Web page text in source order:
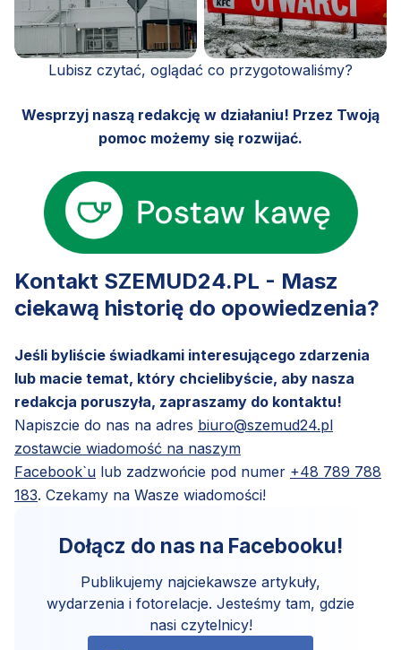
Lubisz czytać, oglądać co przygotowaliśmy?
Wesprzyj naszą redakcję w działaniu! Przez Twoją
pomoc możemy się rozwijać.
Kontakt SZEMUD24.PL - Masz
ciekawą historię do opowiedzenia?
Jeśli byliście świadkami interesującego zdarzenia
lub macie temat, który chcielibyście, aby nasza
redakcja poruszyła, zapraszamy do kontaktu!
Napiszcie do nas na adres biuro@szemud24.pl
zostawcie wiadomość na naszym
Facebook`u lub zadzwońcie pod numer +48 789 788
183. Czekamy na Wasze wiadomości!
Dołącz do nas na Facebooku!
Publikujemy najciekawsze artykuły,
wydarzenia i fotorelacje. Jesteśmy tam, gdzie
nasi czytelnicy!